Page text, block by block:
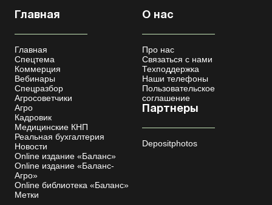
Главная
Главная
Спецтема
Коммерция
Вебинары
Спецразбор
Агросоветчики
Агро
Кадровик
Медицинские КНП
Реальная бухгалтерия
Новости
Online издание «Баланс»
Online издание «Баланс-
Агро»
Online библиотека «Баланс»
Метки
О нас
Про нас
Связаться с нами
Техподдержка
Наши телефоны
Пользовательское
соглашение
Партнеры
Depositphotos